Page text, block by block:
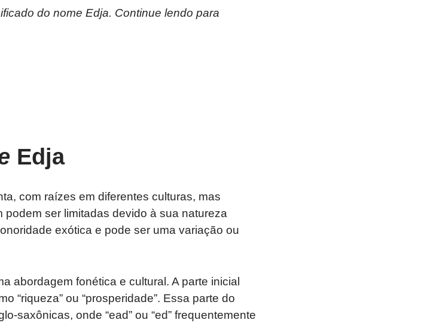
do nome Edja. Continue lendo para
Edja
com raízes em diferentes culturas, mas
ser limitadas devido à sua natureza
exótica e pode ser uma variação ou
abordagem fonética e cultural. A parte inicial
“riqueza” ou “prosperidade”. Essa parte do
saxônicas, onde “ead” ou “ed” frequentemente